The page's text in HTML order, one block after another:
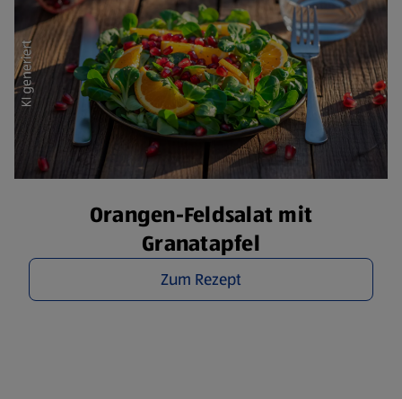
Orangen-Feldsalat mit
Granatapfel
Zum Rezept